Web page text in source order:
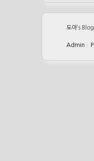
도아’s
Admin